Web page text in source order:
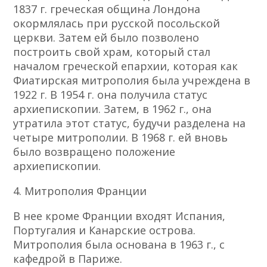
1837 г. греческая община Лондона
окормлялась при русской посольской
церкви. Затем ей было позволено
построить свой храм, который стал
началом греческой епархии, которая как
Фиатирская митрополия была учреждена в
1922 г. В 1954 г. она получила статус
архиепископии. Затем, в 1962 г., она
утратила этот статус, будучи разделена на
четыре митрополии. В 1968 г. ей вновь
было возвращено положение
архиепископии.
4. Митрополия Франции
В нее кроме Франции входят Испания,
Португалия и Канарские острова.
Митрополия была основана в 1963 г., с
кафедрой в Париже.